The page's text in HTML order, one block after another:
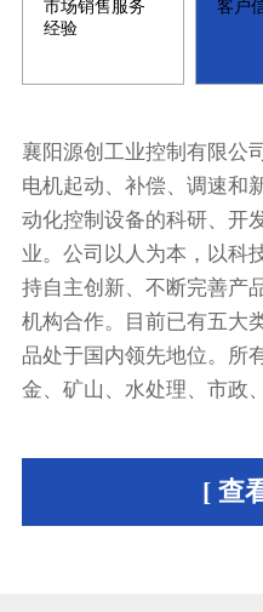
市场销售服务
经验
客户
襄阳源创工业控制有限公
电机起动、补偿、调速和
动化控制设备的科研、开
业。公司以人为本，以科
持自主创新、不断完善产
机构合作。目前已有五大
品处于国内领先地位。所
金、矿山、水处理、市政
[ 查